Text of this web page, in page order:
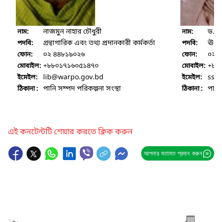
নাম: নাজমুন নাহার চৌধুরী
পদবি: গ্রন্থাগারিক এবং তথ্য প্রদানকারী কর্মকর্তা
ফোন: ০২ ৪৪৮১৯০২৬
মোবাইল: +৮৮০১৭১৬০৫১৪৭০
ইমেইল: lib@warpo.gov.bd
ঠিকানা : পানি সম্পদ পরিকল্পনা সংস্থা
নাম: ড.
পদবি:
ফোন: ০২
মোবাইল:
ইমেইল:
ঠিকানা :
এই কনটেন্টটি শেয়ার করতে ক্লিক করুন
আপনার মতামত প্রদান করুন